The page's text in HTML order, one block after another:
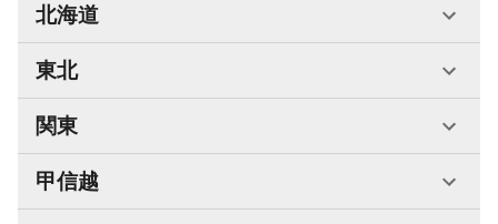
北海道
東北
関東
甲信越